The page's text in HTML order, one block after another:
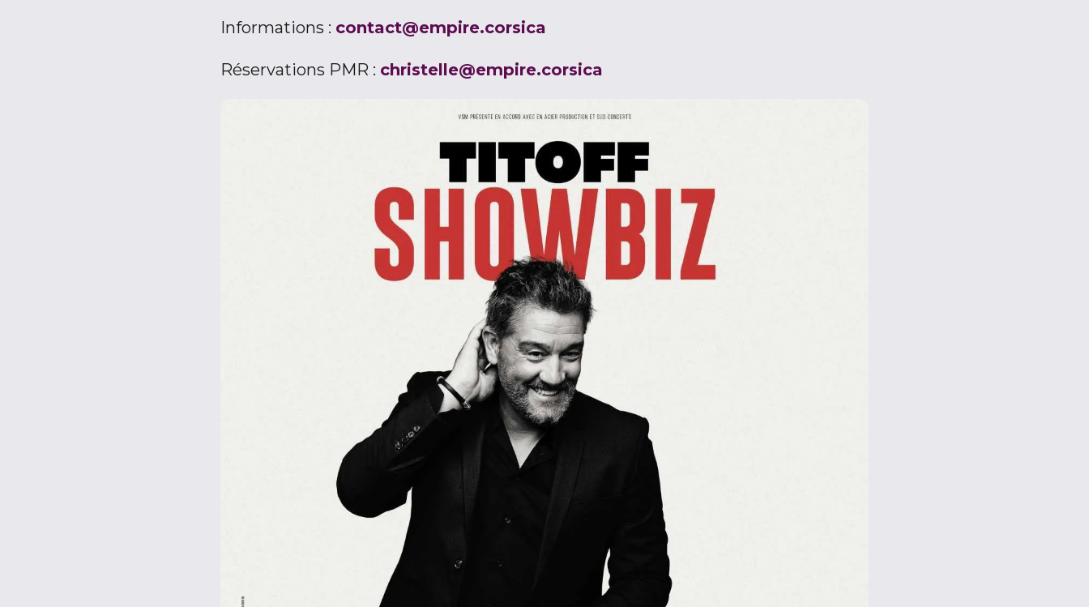
Informations : contact@empire.corsica
Réservations PMR : christelle@empire.corsica